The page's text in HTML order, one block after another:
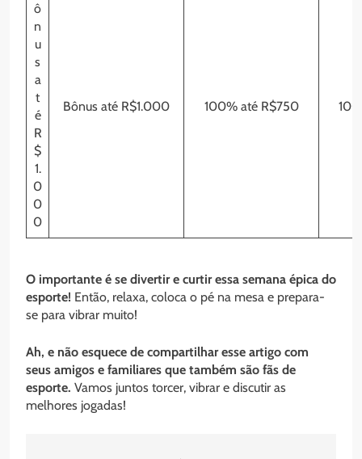
ô
n
u
s
a
t
é
R
$
1.
0
0
0
Bônus até R$1.000 100% até R$750
O importante é se divertir e curtir essa semana épica do
esporte! Então, relaxa, coloca o pé na mesa e prepara-
se para vibrar muito!
Ah, e não esquece de compartilhar esse artigo com
seus amigos e familiares que também são fãs de
esporte. Vamos juntos torcer, vibrar e discutir as
melhores jogadas!